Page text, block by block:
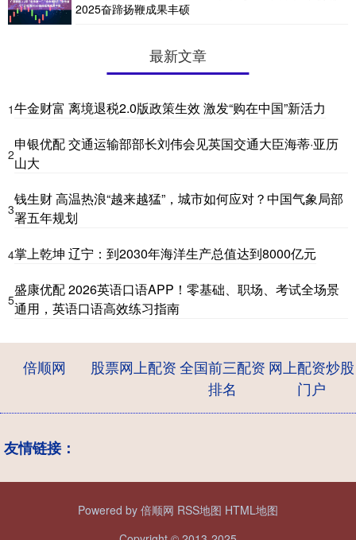
2025奋蹄扬鞭成果丰硕
最新文章
1牛金财富 离境退税2.0版政策生效 激发“购在中国”新活力
2
申银优配 交通运输部部长刘伟会见英国交通大臣海蒂·亚历
山大
3
钱生财 高温热浪“越来越猛”，城市如何应对？中国气象局部
署五年规划
4掌上乾坤 辽宁：到2030年海洋生产总值达到8000亿元
5
盛康优配 2026英语口语APP！零基础、职场、考试全场景
通用，英语口语高效练习指南
倍顺网 股票网上配资全国前三配资
排名
网上配资炒股
门户
友情链接：
Powered by 倍顺网 RSS地图 HTML地图